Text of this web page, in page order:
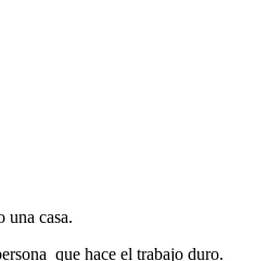
una casa.
que hace el trabajo duro.